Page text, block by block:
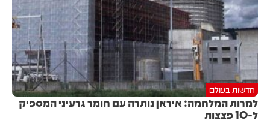
חדשות בעולם
למרות המלחמה: איראן נותרה עם חומר גרעיני המספיק
ל-10 פצצות